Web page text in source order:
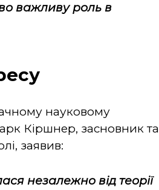
важливу роль в
науковому
Кіршнер, засновник та
заявив:
незалежно від теорії